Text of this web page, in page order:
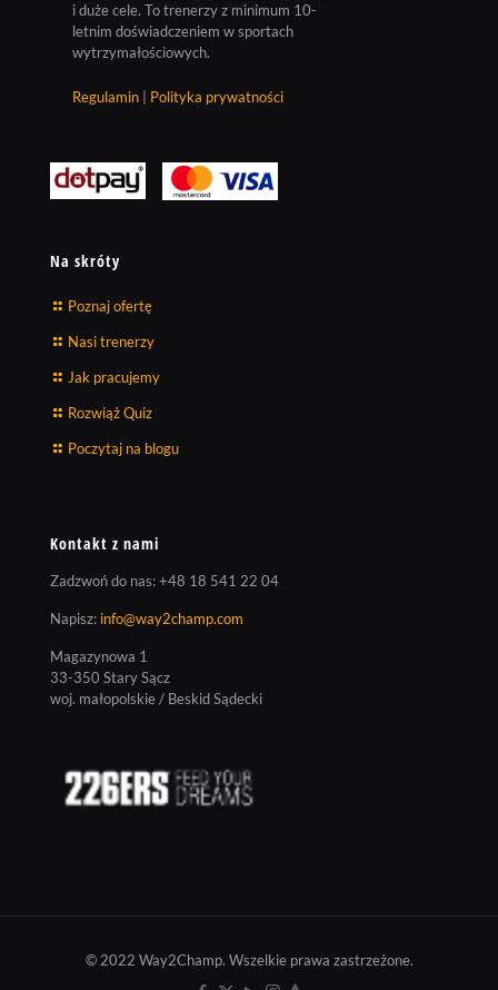
i duże cele. To trenerzy z minimum 10-
letnim doświadczeniem w sportach
wytrzymałościowych.
Regulamin Polityka prywatności
Na skróty
Poznaj ofertę
Nasi trenerzy
Jak pracujemy
Rozwiąż Quiz
Poczytaj na blogu
Kontakt z nami
Zadzwoń do nas:+48 18 541 22 04
Napisz: info@way2champ.com
Magazynowa 1
33-350 Stary Sącz
woj. małopolskie / Beskid Sądecki
© 2022 Way2Champ. Wszelkie prawa zastrzeżone.